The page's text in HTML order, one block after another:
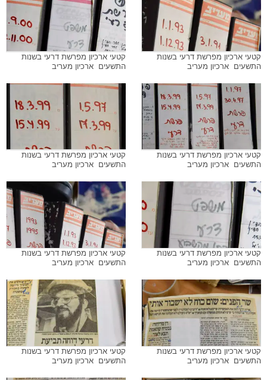
קטעי ארכיון מפרשת דרעי בשנות
התשעים  ארכיון מעריב
קטעי ארכיון מפרשת דרעי בשנות
התשעים  ארכיון מעריב
קטעי ארכיון מפרשת דרעי בשנות
התשעים  ארכיון מעריב
קטעי ארכיון מפרשת דרעי בשנות
התשעים  ארכיון מעריב
קטעי ארכיון מפרשת דרעי בשנות
התשעים  ארכיון מעריב
קטעי ארכיון מפרשת דרעי בשנות
התשעים  ארכיון מעריב
קטעי ארכיון מפרשת דרעי בשנות
התשעים  ארכיון מעריב
קטעי ארכיון מפרשת דרעי בשנות
התשעים  ארכיון מעריב